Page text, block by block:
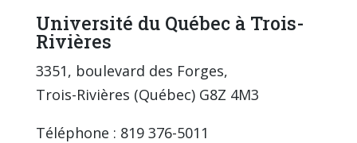
Université du Québec à Trois-
Rivières
3351, boulevard des Forges,
Trois-Rivières (Québec) G8Z 4M3
Téléphone : 819 376-5011